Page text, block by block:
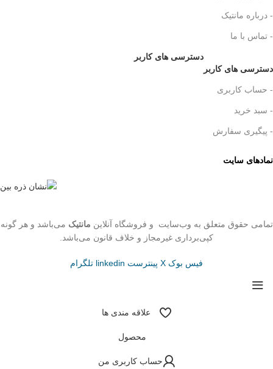
- درباره مانتیک
- تماس با ما
دسترسی های کاربر
دسترسی های کاربر
- حساب کاربری
- سبد خرید
- پیگیری سفارش
نمادهای سایت
تمامی حقوق متعلق به وب‌سایت و فروشگاه‌ آنلاین مانتیک می‌باشد و هر گونه
کپی‌برداری غیرمجاز و خلاف قانون می‌باشد.
فیس بوک X پینترست linkedin تلگرام
علاقه مندی ها
محصول
حساب کاربری من